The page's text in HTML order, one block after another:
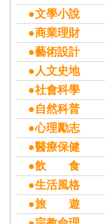
●文學小說
●商業理財
●藝術設計
●人文史地
●社會科學
●自然科普
●心理勵志
●醫療保健
●飲 食
●生活風格
●旅 遊